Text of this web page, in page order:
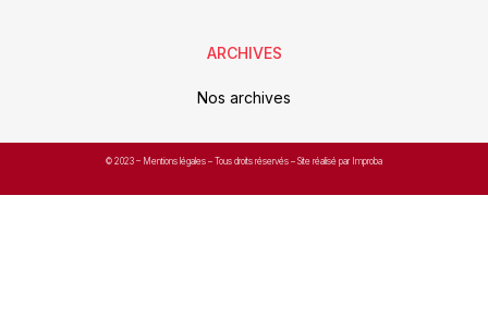
ARCHIVES
Nos archives
© 2023 – Mentions légales – Tous droits réservés – Site réalisé par Improba